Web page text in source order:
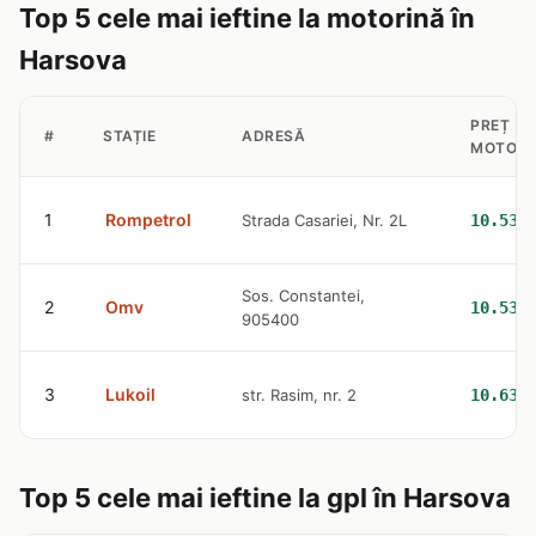
Top 5 cele mai ieftine la motorină în
Harsova
# STAȚIE ADRESĂ
PREȚ
1 Rompetrol Strada Casariei, Nr. 2L 10.53
2 Omv
Sos. Constantei,
905400
10.53
3 Lukoil str. Rasim, nr. 2 10.63
Top 5 cele mai ieftine la gpl în Harsova